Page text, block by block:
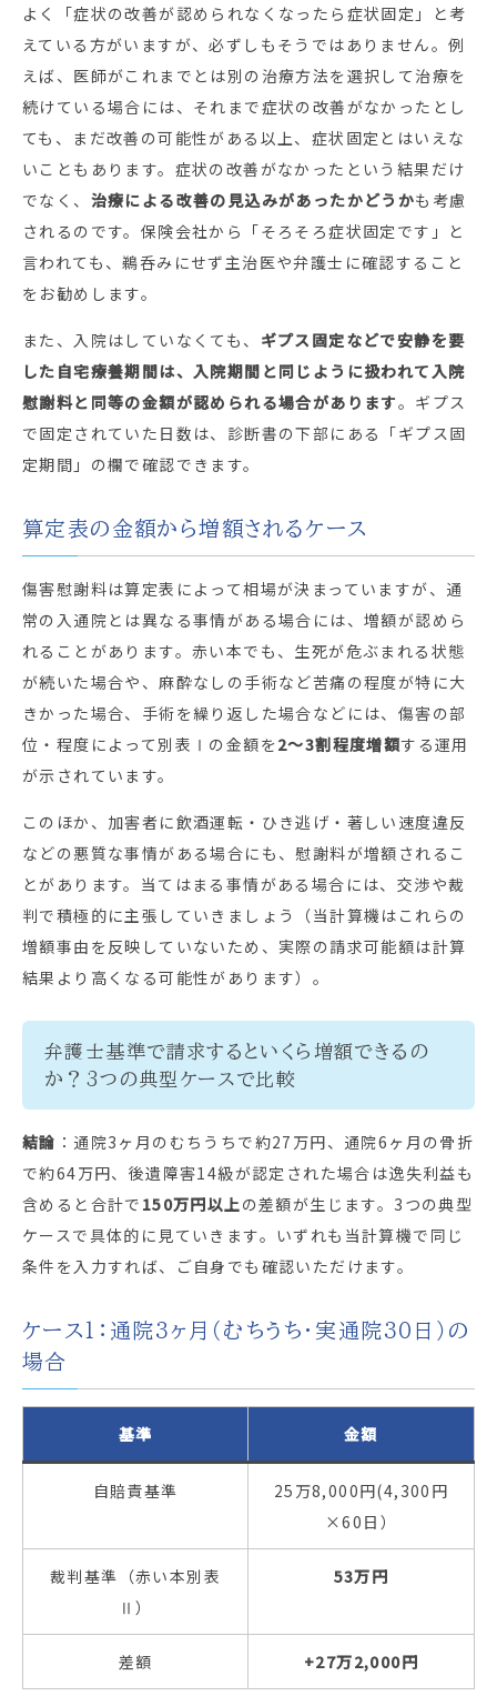
よく「症状の改善が認められなくなったら症状固定」と考
えている方がいますが、必ずしもそうではありません。例
えば、医師がこれまでとは別の治療方法を選択して治療を
続けている場合には、それまで症状の改善がなかったとし
ても、まだ改善の可能性がある以上、症状固定とはいえな
いこともあります。症状の改善がなかったという結果だけ
でなく、 治療による改善の見込みがあったかどうかも考慮
されるのです。保険会社から「そろそろ症状固定です」と
言われても、鵜呑みにせず主治医や弁護士に確認すること
をお勧めします。
また、入院はしていなくても、 ギプス固定などで安静を要
した自宅療養期間は、入院期間と同じように扱われて入院
慰謝料と同等の金額が認められる場合があります。ギプス
で固定されていた日数は、診断書の下部にある「ギプス固
定期間」の欄で確認できます。
算定表の金額から増額されるケース
傷害慰謝料は算定表によって相場が決まっていますが、通
常の入通院とは異なる事情がある場合には、増額が認めら
れることがあります。赤い本でも、生死が危ぶまれる状態
が続いた場合や、麻酔なしの手術など苦痛の程度が特に大
きかった場合、手術を繰り返した場合などには、傷害の部
位・程度によって別表Ⅰの金額を2〜3割程度増額する運用
が示されています。
このほか、加害者に飲酒運転・ひき逃げ・著しい速度違反
などの悪質な事情がある場合にも、慰謝料が増額されるこ
とがあります。当てはまる事情がある場合には、交渉や裁
判で積極的に主張していきましょう（当計算機はこれらの
増額事由を反映していないため、実際の請求可能額は計算
結果より高くなる可能性があります）。
弁護士基準で請求するといくら増額できるの
か？3つの典型ケースで比較
結論 ：通院3ヶ月のむちうちで約27万円、通院6ヶ月の骨折
で約64万円、後遺障害14級が認定された場合は逸失利益も
含めると合計で 150万円以上の差額が生じます。3つの典型
ケースで具体的に見ていきます。いずれも当計算機で同じ
条件を入力すれば、ご自身でも確認いただけます。
ケース1：通院3ヶ月（むちうち・実通院30日）の
場合
基準 金額
自賠責基準
25万8,000円(4,300円
×60日）
裁判基準（赤い本別表
Ⅱ）
53万円
差額 +27万2,000円